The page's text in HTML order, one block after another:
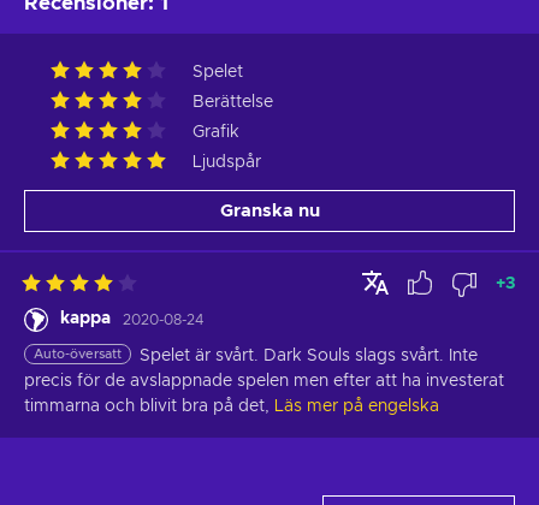
Spelet
Berättelse
Grafik
Ljudspår
Granska nu
kappa 2020-08-24
+3
Auto-översatt
Spelet är svårt. Dark Souls slags svårt. Inte
precis för de avslappnade spelen men efter att ha investerat
timmarna och blivit bra på det, Läs mer på engelska